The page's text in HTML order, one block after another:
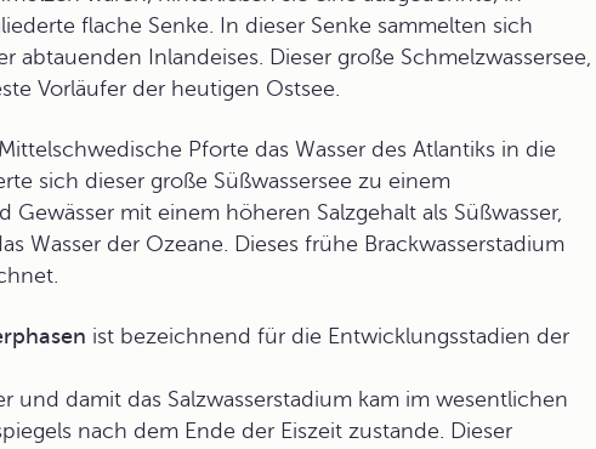
flache Senke. In dieser Senke sammelten sich
abtauenden Inlandeises. Dieser große Schmelzwassersee,
Vorläufer der heutigen Ostsee.
Pforte das Wasser des Atlantiks in die
sich dieser große Süßwassersee zu einem
Gewässer mit einem höheren Salzgehalt als Süßwasser,
Wasser der Ozeane. Dieses frühe Brackwasserstadium
ist bezeichnend für die Entwicklungsstadien der
und damit das Salzwasserstadium kam im wesentlichen
nach dem Ende der Eiszeit zustande. Dieser